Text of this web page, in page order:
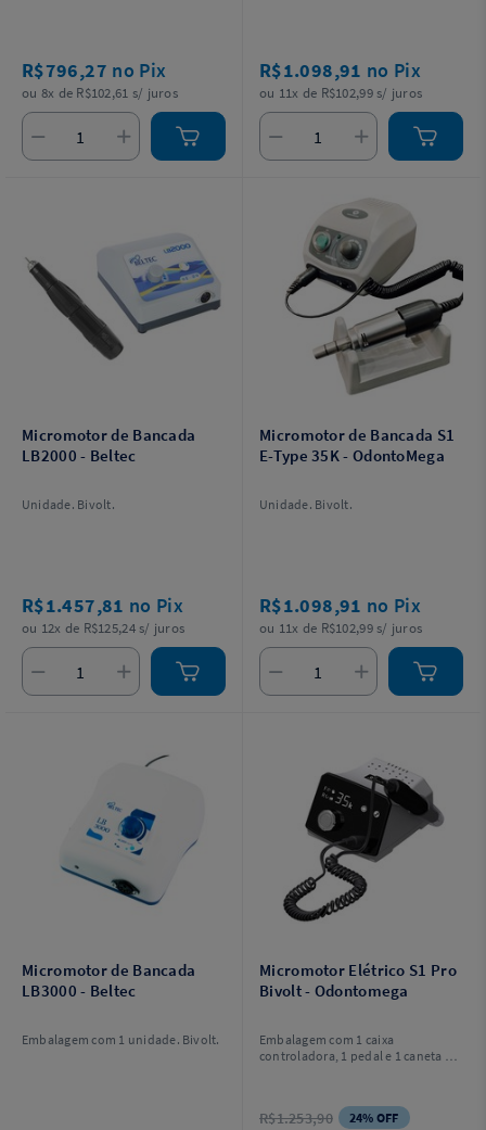
R$796,27 no Pix
ou 8x de R$102,61 s/ juros
R$1.098,91 no Pix
ou 11x de R$102,99 s/ juros
Micromotor de Bancada
LB2000 - Beltec
Unidade. Bivolt.
R$1.457,81 no Pix
ou 12x de R$125,24 s/ juros
Micromotor de Bancada S1
E-Type 35K - OdontoMega
Unidade. Bivolt.
R$1.098,91 no Pix
ou 11x de R$102,99 s/ juros
Micromotor de Bancada
LB3000 - Beltec
Embalagem com 1 unidade. Bivolt.
Micromotor Elétrico S1 Pro
Bivolt - Odontomega
Embalagem com 1 caixa
controladora, 1 pedal e 1 caneta PM
R$1.253,90 24% OFF